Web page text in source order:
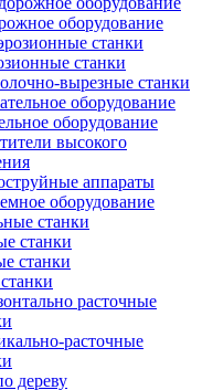
оборудование
станки
вырезные станки
оборудование
высокого
аппараты
оборудование
станки
расточные
расточные